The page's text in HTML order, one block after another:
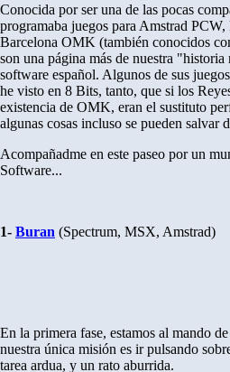
Conocida por ser una de las pocas
programaba juegos para Amstrad PCW,
Barcelona OMK (también conocidos
son una página más de nuestra
software español. Algunos de sus
he visto en 8 Bits, tanto, que si los
existencia de OMK, eran el sustituto
algunas cosas incluso se pueden salvar
Acompañadme en este paseo por un
Software...
1- Buran (Spectrum, MSX, Amstrad)
En la primera fase, estamos al mando
nuestra única misión es ir pulsando
tarea ardua, y un rato aburrida.